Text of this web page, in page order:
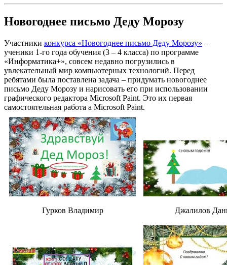
Новогоднее письмо Деду Морозу
Участники конкурса «Новогоднее письмо Деду Морозу» –
ученики 1-го года обучения (3 – 4 класса) по программе
«Информатика+», совсем недавно погрузились в
увлекательный мир компьютерных технологий. Перед
ребятами была поставлена задача – придумать новогоднее
письмо Деду Морозу и нарисовать его при использовании
графического редактора Microsoft Paint. Это их первая
самостоятельная работа а Microsoft Paint.
Гурков Владимир Джалилов